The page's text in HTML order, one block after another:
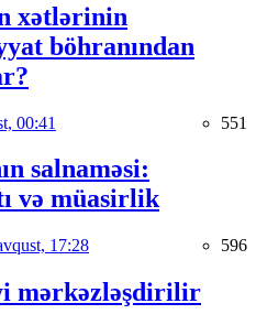
xətlərinin
böhranından
00:41 551
salnaməsi:
və müasirlik
17:28 596
mərkəzləşdirilir